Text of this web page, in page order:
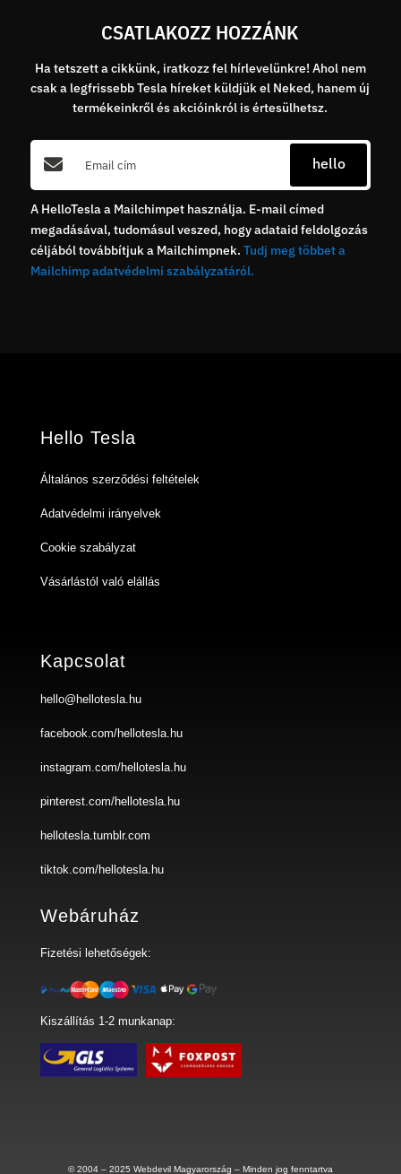
CSATLAKOZZ HOZZÁNK
Ha tetszett a cikkünk, iratkozz fel hírlevelünkre! Ahol nem
csak a legfrissebb Tesla híreket küldjük el Neked, hanem új
termékeinkről és akcióinkról is értesülhetsz.
hello
A HelloTesla a Mailchimpet használja. E-mail címed
megadásával, tudomásul veszed, hogy adataid feldolgozás
céljából továbbítjuk a Mailchimpnek. Tudj meg többet a
Mailchimp adatvédelmi szabályzatáról.
Hello Tesla
Általános szerződési feltételek
Adatvédelmi irányelvek
Cookie szabályzat
Vásárlástól való elállás
Kapcsolat
hello@hellotesla.hu
facebook.com/hellotesla.hu
instagram.com/hellotesla.hu
pinterest.com/hellotesla.hu
hellotesla.tumblr.com
tiktok.com/hellotesla.hu
Webáruház
Fizetési lehetőségek:
Kiszállítás 1-2 munkanap:
© 2004 – 2025 Webdevil Magyarország – Minden jog fenntartva